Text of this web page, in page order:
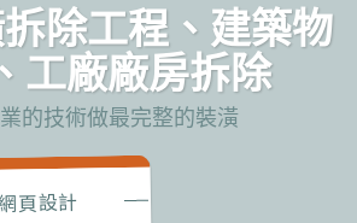
除工程、建築物
工廠廠房拆除
的技術做最完整的裝潢
頁設計